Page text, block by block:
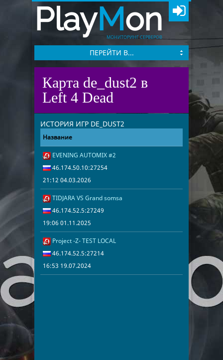
PlayMon
МОНИТОРИНГ СЕРВЕРОВ
ПЕРЕЙТИ В...
Карта de_dust2 в
Left 4 Dead
ИСТОРИЯ ИГР DE_DUST2
Название Адрес
Дата
EVENING AUTOMIX #2
46.174.50.10:27254
21:12 04.03.2026
21:12
TIDJARA VS Grand somsa
46.174.52.5:27249
19:06 01.11.2025
19:06
Project -Z- TEST LOCAL
46.174.52.5:27214
16:53 19.07.2024
16:53